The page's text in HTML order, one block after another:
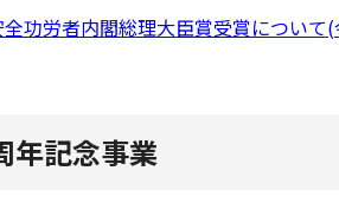
功労者内閣総理大臣賞受賞について
年記念事業